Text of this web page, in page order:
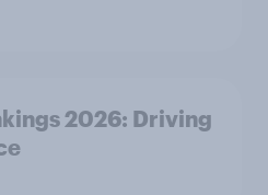
2026: ​Driving